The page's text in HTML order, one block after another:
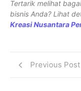
Tertarik melihat
bisnis Anda? Lihat
Kreasi Nusantara
Previous Post